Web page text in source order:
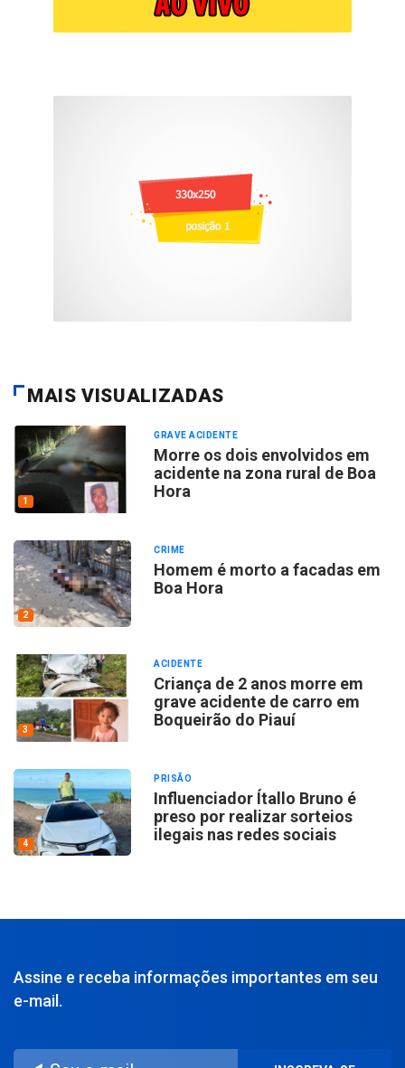
MAIS VISUALIZADAS
1
GRAVE ACIDENTE
Morre os dois envolvidos em
acidente na zona rural de Boa
Hora
2
CRIME
Homem é morto a facadas em
Boa Hora
3
ACIDENTE
Criança de 2 anos morre em
grave acidente de carro em
Boqueirão do Piauí
4
PRISÃO
Influenciador Ítallo Bruno é
preso por realizar sorteios
ilegais nas redes sociais
Assine e receba informações importantes em seu
e-mail.